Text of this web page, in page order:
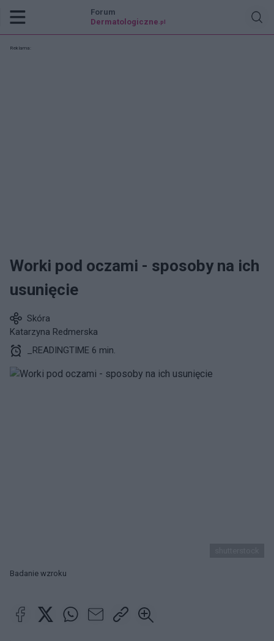
Forum
Dermatologiczne .pl
Reklama:
Worki pod oczami - sposoby na ich
usunięcie
Skóra
Katarzyna Redmerska
_READINGTIME 6 min.
Badanie wzroku